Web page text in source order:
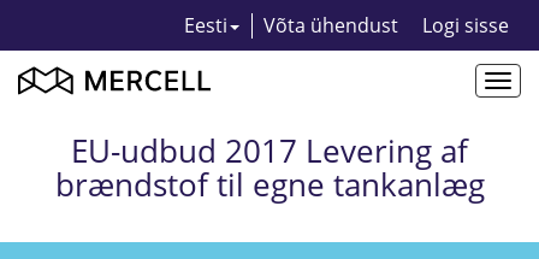
Eesti Võta ühendust Logi sisse
EU-udbud 2017 Levering af
brændstof til egne tankanlæg